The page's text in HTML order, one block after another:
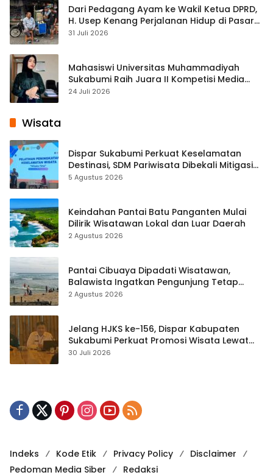
Dari Pedagang Ayam ke Wakil Ketua DPRD,
H. Usep Kenang Perjalanan Hidup di Pasar
Cisaat
31 Juli 2026
Mahasiswi Universitas Muhammadiyah
Sukabumi Raih Juara II Kompetisi Media
Pembelajaran Digital Tingkat Internasional
24 Juli 2026
Wisata
Dispar Sukabumi Perkuat Keselamatan
Destinasi, SDM Pariwisata Dibekali Mitigasi
hingga Teknik Evakuasi
5 Agustus 2026
Keindahan Pantai Batu Panganten Mulai
Dilirik Wisatawan Lokal dan Luar Daerah
2 Agustus 2026
Pantai Cibuaya Dipadati Wisatawan,
Balawista Ingatkan Pengunjung Tetap
Waspada
2 Agustus 2026
Jelang HJKS ke-156, Dispar Kabupaten
Sukabumi Perkuat Promosi Wisata Lewat
Publikasi Digital
30 Juli 2026
Indeks Kode Etik Privacy Policy
Disclaimer
Pedoman Media Siber
Redaksi